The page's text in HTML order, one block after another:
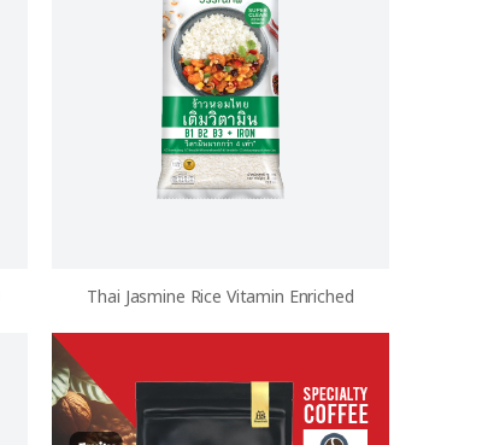
Thai Jasmine Rice Vitamin Enriched